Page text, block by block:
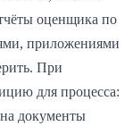
оценщика по
приложениями
При
для процесса:
документы